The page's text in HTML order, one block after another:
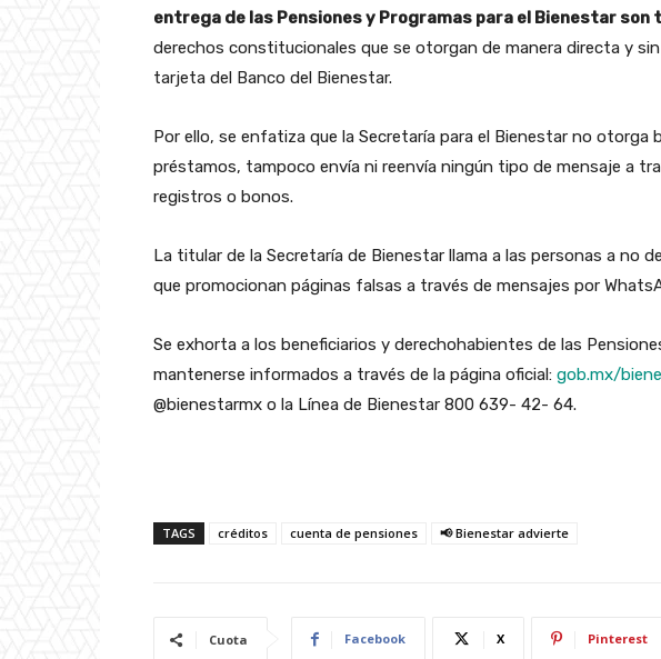
entrega de las Pensiones y Programas para el Bienestar
derechos constitucionales que se otorgan de manera directa y
tarjeta del Banco del Bienestar.
Por ello, se enfatiza que la Secretaría para el Bienestar no otorga
préstamos, tampoco envía ni reenvía ningún tipo de mensaje a
registros o bonos.
La titular de la Secretaría de Bienestar llama a las personas a no
que promocionan páginas falsas a través de mensajes por
Se exhorta a los beneficiarios y derechohabientes de las
mantenerse informados a través de la página oficial: gob.mx/
@bienestarmx o la Línea de Bienestar 800 639- 42- 64.
TAGS créditos cuenta de pensiones 📢 Bienestar advierte
Cuota Facebook X Pinterest